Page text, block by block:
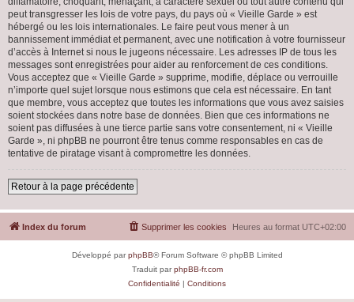
peut transgresser les lois de votre pays, du pays où « Vieille Garde » est
hébergé ou les lois internationales. Le faire peut vous mener à un
bannissement immédiat et permanent, avec une notification à votre fournisseur
d’accès à Internet si nous le jugeons nécessaire. Les adresses IP de tous les
messages sont enregistrées pour aider au renforcement de ces conditions.
Vous acceptez que « Vieille Garde » supprime, modifie, déplace ou verrouille
n’importe quel sujet lorsque nous estimons que cela est nécessaire. En tant
que membre, vous acceptez que toutes les informations que vous avez saisies
soient stockées dans notre base de données. Bien que ces informations ne
soient pas diffusées à une tierce partie sans votre consentement, ni « Vieille
Garde », ni phpBB ne pourront être tenus comme responsables en cas de
tentative de piratage visant à compromettre les données.
Retour à la page précédente
Index du forum Heures au format UTC+02:00
Supprimer les cookies
Développé parphpBB® Forum Software © phpBB Limited
Traduit parphpBB-fr.com
Confidentialité | Conditions